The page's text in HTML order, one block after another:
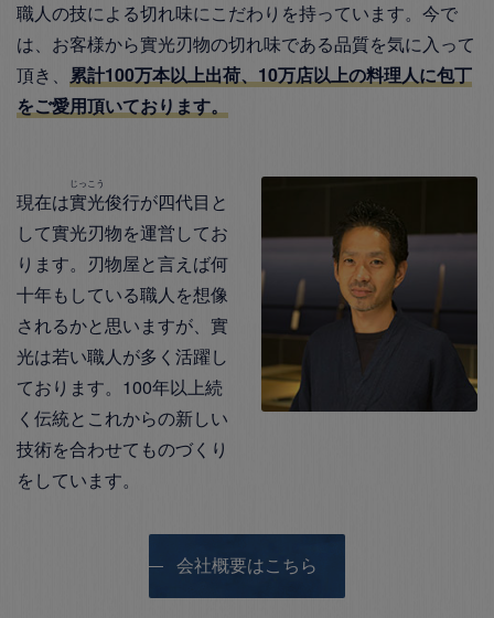
職人の技による切れ味にこだわりを持っています。今で
は、お客様から實光刃物の切れ味である品質を気に入って
頂き、 累計100万本以上出荷、10万店以上の料理人に包丁
をご愛用頂いております。
現在は實光
じっこう
俊行が四代目と
して實光刃物を運営してお
ります。刃物屋と言えば何
十年もしている職人を想像
されるかと思いますが、實
光は若い職人が多く活躍し
ております。100年以上続
く伝統とこれからの新しい
技術を合わせてものづくり
をしています。
会社概要はこちら